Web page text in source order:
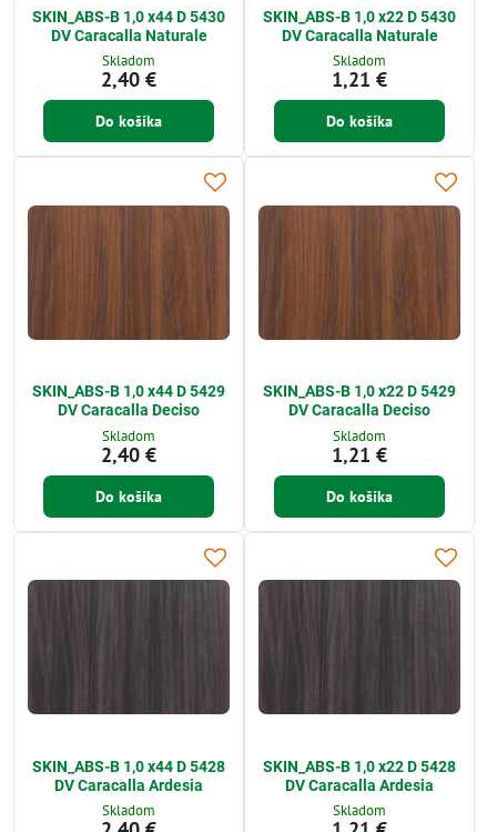
SKIN_ABS-B 1,0 x44 D 5430
DV Caracalla Naturale
Skladom
2,40 €
Do košíka
SKIN_ABS-B 1,0 x22 D 5430
DV Caracalla Naturale
Skladom
1,21 €
Do košíka
SKIN_ABS-B 1,0 x44 D 5429
DV Caracalla Deciso
Skladom
2,40 €
Do košíka
SKIN_ABS-B 1,0 x22 D 5429
DV Caracalla Deciso
Skladom
1,21 €
Do košíka
SKIN_ABS-B 1,0 x44 D 5428
DV Caracalla Ardesia
Skladom
SKIN_ABS-B 1,0 x22 D 5428
DV Caracalla Ardesia
Skladom